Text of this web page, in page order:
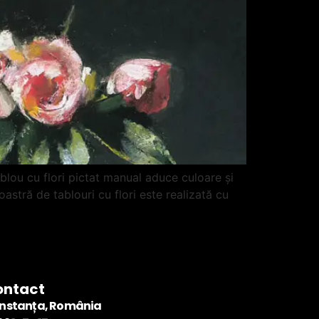
cu flori pictat manual aduce culoare și
de tablouri cu flori este realizată cu
România